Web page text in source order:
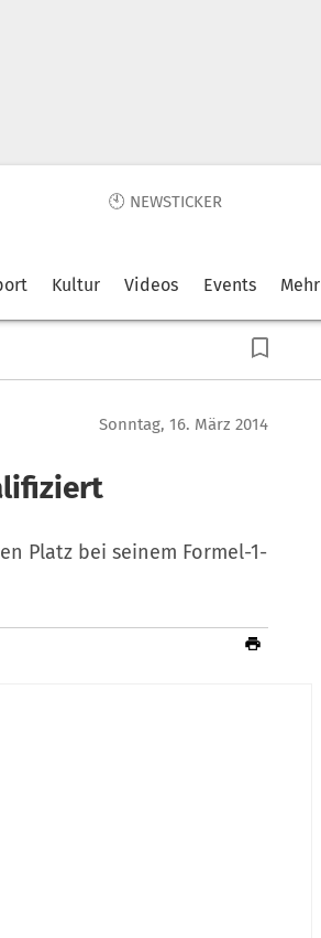
🕙 NEWSTICKER
Kultur Videos Events Mehr
Sonntag, 16. März 2014
Platz bei seinem Formel-1-